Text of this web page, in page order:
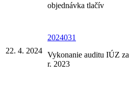
objednávka tlačív
22. 4. 2024
2024031
Vykonanie auditu IÚZ za
r. 2023